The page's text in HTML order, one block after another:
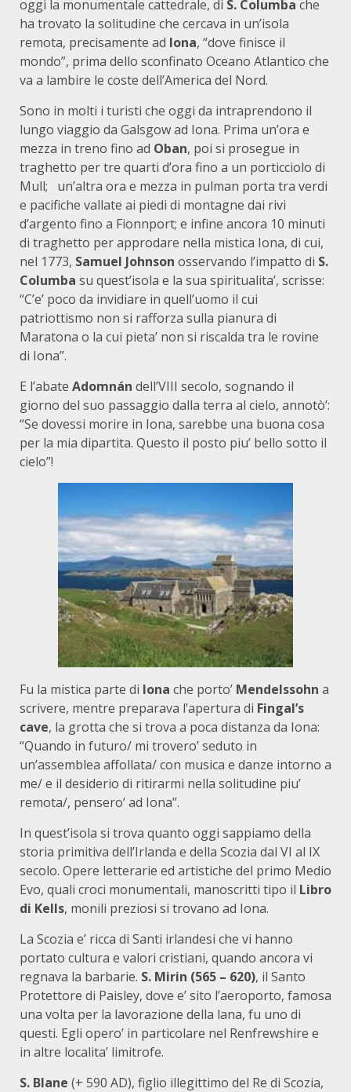
oggi la monumentale cattedrale, di S. Columba che
ha trovato la solitudine che cercava in un’isola
remota, precisamente ad Iona, “dove finisce il
mondo”, prima dello sconfinato Oceano Atlantico che
va a lambire le coste dell’America del Nord.
Sono in molti i turisti che oggi da intraprendono il
lungo viaggio da Galsgow ad Iona. Prima un’ora e
mezza in treno fino ad Oban, poi si prosegue in
traghetto per tre quarti d’ora fino a un porticciolo di
Mull; un’altra ora e mezza in pulman porta tra verdi
e pacifiche vallate ai piedi di montagne dai rivi
d’argento fino a Fionnport; e infine ancora 10 minuti
di traghetto per approdare nella mistica Iona, di cui,
nel 1773, Samuel Johnson osservando l’impatto di S.
Columba su quest’isola e la sua spiritualita’, scrisse:
“C’e’ poco da invidiare in quell’uomo il cui
patriottismo non si rafforza sulla pianura di
Maratona o la cui pieta’ non si riscalda tra le rovine
di Iona”.
E l’abate Adomnán dell’VIII secolo, sognando il
giorno del suo passaggio dalla terra al cielo, annotò’:
“Se dovessi morire in Iona, sarebbe una buona cosa
per la mia dipartita. Questo il posto piu’ bello sotto il
cielo”!
Fu la mistica parte di Iona che porto’ Mendelssohn a
scrivere, mentre preparava l’apertura di Fingal’s
cave, la grotta che si trova a poca distanza da Iona:
“Quando in futuro/ mi trovero’ seduto in
un’assemblea affollata/ con musica e danze intorno a
me/ e il desiderio di ritirarmi nella solitudine piu’
remota/, pensero’ ad Iona”.
In quest’isola si trova quanto oggi sappiamo della
storia primitiva dell’Irlanda e della Scozia dal VI al IX
secolo. Opere letterarie ed artistiche del primo Medio
Evo, quali croci monumentali, manoscritti tipo il Libro
di Kells, monili preziosi si trovano ad Iona.
La Scozia e’ ricca di Santi irlandesi che vi hanno
portato cultura e valori cristiani, quando ancora vi
regnava la barbarie. S. Mirin (565 – 620), il Santo
Protettore di Paisley, dove e’ sito l’aeroporto, famosa
una volta per la lavorazione della lana, fu uno di
questi. Egli opero’ in particolare nel Renfrewshire e
in altre localita’ limitrofe.
S. Blane (+ 590 AD), figlio illegittimo del Re di Scozia,